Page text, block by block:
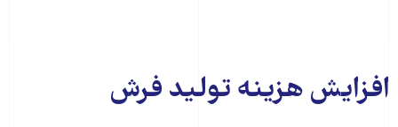
افزایش هزینه تولید فرش